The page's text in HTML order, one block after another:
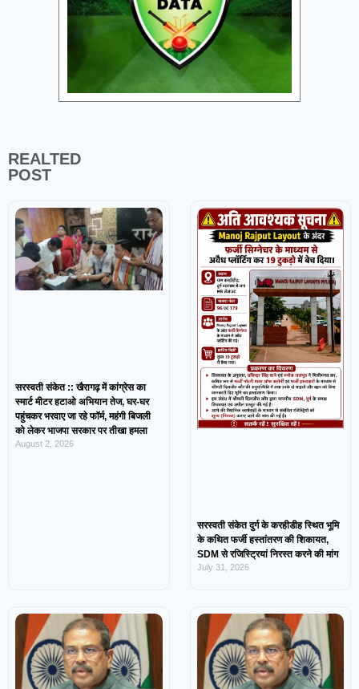
Nellai Royal Kings
Chepauk Super Gillies
« Full Scorecard
REALTED
POST
सरस्वती संकेत :: खैरागढ़ में कांग्रेस का
स्मार्ट मीटर हटाओ अभियान तेज, घर-घर
पहुंचकर भरवाए जा रहे फॉर्म, महंगी बिजली
को लेकर भाजपा सरकार पर तीखा हमला
August 2, 2026
सरस्वती संकेत दुर्ग के करहीडीह स्थित भूमि
के कथित फर्जी हस्तांतरण की शिकायत,
SDM से रजिस्ट्रियां निरस्त करने की मांग
July 31, 2026